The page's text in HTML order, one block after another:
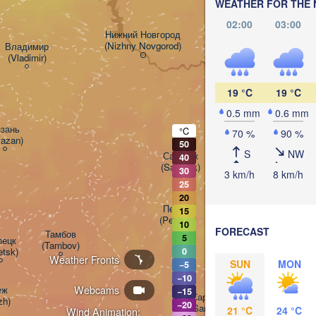
WEATHER FOR THE
02:00
03:00
19 °C
0.5 mm
70 %
S
3 km/h
19 °C
0.6 mm
90 %
NW
8 km/h
FORECAST
SUN
21 °C
MON
24 °C
Wind Animation:
Webcams
Weather Fronts
Нижний Новгород
(Nizhny Novgorod)
Владимир
(Vladimir)
Тамбов
(Tambov)
(Kazan)
Чебоксары
(Cheboksary)
Саратов
(Saratov)
Ульяновск
(Ul'yanovsk)
Пенза
(Penza)
Балаково
(Balakovo)
Саранск
(Saransk)
°C
50
40
30
25
20
15
10
5
0
−5
−10
−15
−20